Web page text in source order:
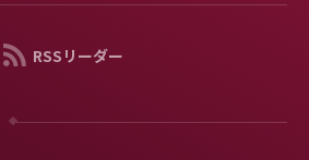
RSSリーダー